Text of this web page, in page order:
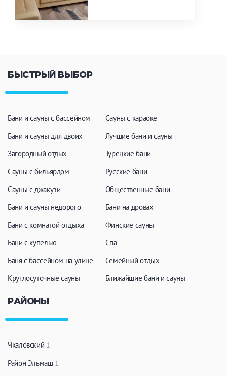
БЫСТРЫЙ ВЫБОР
Бани и сауны с бассейном
Бани и сауны для двоих
Загородный отдых
Сауны с бильярдом
Сауны с джакузи
Бани и сауны недорого
Бани с комнатой отдыха
Бани с купелью
Баня с бассейном на улице
Круглосуточные сауны
Сауны с караоке
Лучшие бани и сауны
Турецкие бани
Русские бани
Общественные бани
Бани на дровах
Финские сауны
Спа
Семейный отдых
Ближайшие бани и сауны
РАЙОНЫ
Чкаловский 1
Район Эльмаш 1